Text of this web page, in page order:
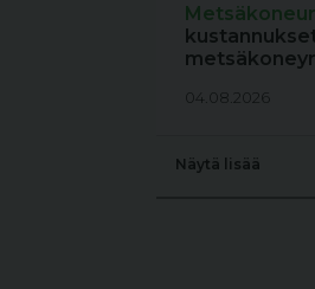
04.08.2026
Näytä lisää